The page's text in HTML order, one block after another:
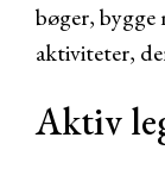
bøger, bygge
aktiviteter,
Aktiv